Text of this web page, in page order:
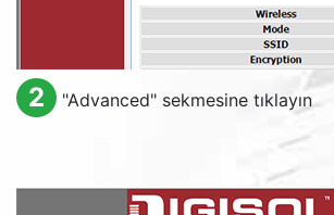
2 "Advanced" sekmesine tıklayın